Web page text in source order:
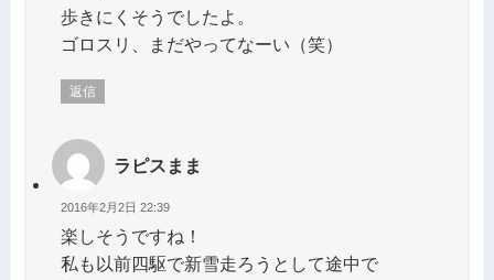
歩きにくそうでしたよ。
ゴロスリ、まだやってなーい（笑）
返信
ラピスまま
2016年2月2日 22:39
楽しそうですね！
私も以前四駆で新雪走ろうとして途中で